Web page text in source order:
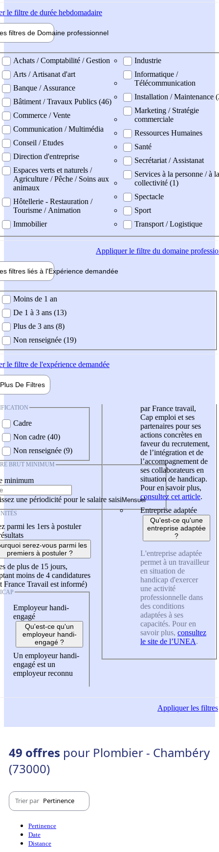
le filtre de durée hebdomadaire
filtres de Domaine professionnel
professionel
Achats / Comptabilité / Gestion
Arts / Artisanat d'art
Banque / Assurance
Bâtiment / Travaux Publics (46)
Commerce / Vente
Communication / Multimédia
Conseil / Etudes
Direction d'entreprise
Espaces verts et naturels /
Agriculture / Pêche / Soins aux
animaux
Hôtellerie - Restauration /
Tourisme / Animation
Immobilier
Industrie
Informatique /
Télécommunication
Installation / Maintenance
Marketing / Stratégie
commerciale
Ressources Humaines
Santé
Secrétariat / Assistanat
Services à la personne / à la
collectivité (1)
Spectacle
Sport
Transport / Logistique
Appliquerle filtre du domaine
filtres liés à l'Expérience demandée
demandée
Moins de 1 an
De 1 à 3 ans (13)
Plus de 3 ans (8)
Non renseignée (19)
le filtre de l'expérience demandée
Plus De Filtres
Cadre
Non cadre (40)
Non renseignée (9)
BRUT MINIMUM
minimum
une périodicité pour le salaire saisi
parmi les 1ers à postuler
serez-vous parmi les
premiers à postuler ?
de plus de 15 jours,
moins de 4 candidatures
France Travail est informé)
Employeur handi-
engagé
Qu'est-ce qu'un
employeur handi-
engagé ?
Un employeur handi-
engagé est un
employeur reconnu
par France travail,
Cap emploi et ses
partenaires pour ses
actions concrètes en
faveur du recrutement,
de l’intégration et de
l’accompagnement de
ses collaborateurs en
situation de handicap.
Pour en savoir plus,
consultez cet article.
Entreprise adaptée
Qu'est-ce qu'une
entreprise adaptée
?
L'entreprise adaptée
permet à un travailleur
en situation de
handicap d'exercer
une activité
professionnelle dans
des conditions
adaptées à ses
capacités. Pour en
savoir plus, consultez
le site de l’UNEA.
Appliquerles filtres
49 offres pour Plombier - Chambéry
(73000)
Trier par Pertinence
Pertinence
Date
Distance